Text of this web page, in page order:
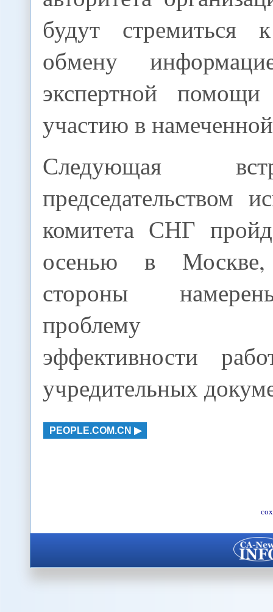
будут стремиться
обмену
экспертной
участию в
Следующая
председательством
комитета СНГ
осенью в
стороны
проблему
эффективности
учредительных
PEOPLE.COM.CN